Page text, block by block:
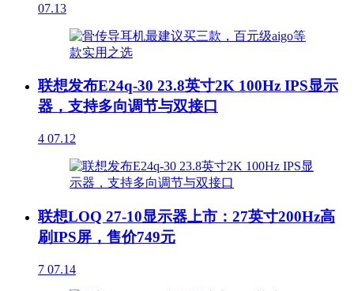
07.13
联想发布E24q-30 23.8英寸2K 100Hz IPS显示
器，支持多向调节与双接口
4 07.12
联想LOQ 27-10显示器上市：27英寸200Hz高
刷IPS屏，售价749元
7 07.14